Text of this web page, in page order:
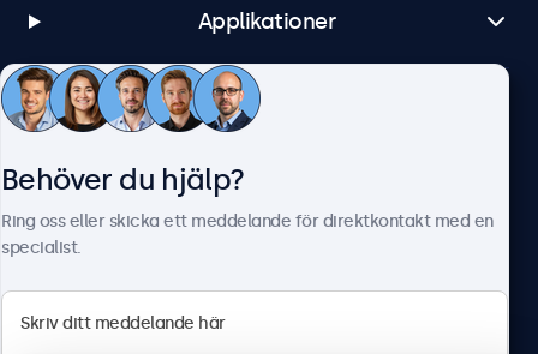
Applikationer
Kundtjänst
Behöver du hjälp?
Ring oss eller skicka ett meddelande för direktkontakt med en
specialist.